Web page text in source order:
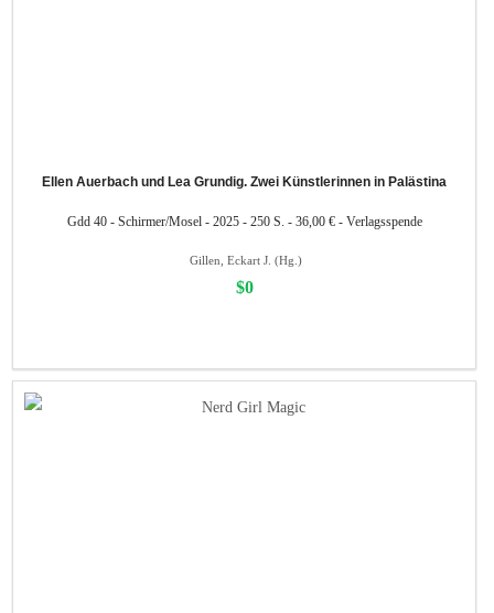
Ellen Auerbach und Lea Grundig. Zwei Künstlerinnen in Palästina
Gdd 40 - Schirmer/Mosel - 2025 - 250 S. - 36,00 € - Verlagsspende
Gillen, Eckart J. (Hg.)
$0